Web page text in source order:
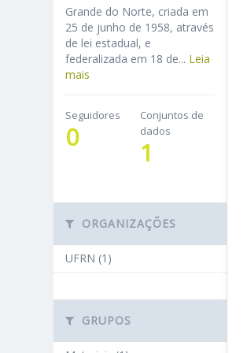
Grande do Norte, criada em
25 de junho de 1958, através
de lei estadual, e
federalizada em 18 de... Leia
mais
Seguidores
0
Conjuntos de
dados
1
ORGANIZAÇÕES
UFRN (1)
GRUPOS